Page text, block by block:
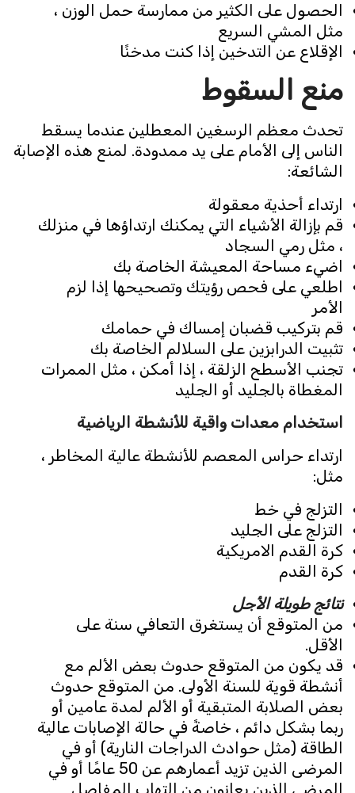
الحصول على الكثير من ممارسة حمل الوزن ،
مثل المشي السريع
الإقلاع عن التدخين إذا كنت مدخنًا
منع السقوط
تحدث معظم الرسغين المعطلين عندما يسقط
الناس إلى الأمام على يد ممدودة. لمنع هذه الإصابة
الشائعة:
ارتداء أحذية معقولة
قم بإزالة الأشياء التي يمكنك ارتداؤها في منزلك
، مثل رمي السجاد
اضيء مساحة المعيشة الخاصة بك
اطلعي على فحص رؤيتك وتصحيحها إذا لزم
الأمر
قم بتركيب قضبان إمساك في حمامك
تثبيت الدرابزين على السلالم الخاصة بك
تجنب الأسطح الزلقة ، إذا أمكن ، مثل الممرات
المغطاة بالجليد أو الجليد
استخدام معدات واقية للأنشطة الرياضية
ارتداء حراس المعصم للأنشطة عالية المخاطر ،
مثل:
التزلج في خط
التزلج على الجليد
كرة القدم الامريكية
كرة القدم
نتائج طويلة الأجل
من المتوقع أن يستغرق التعافي سنة على
الأقل.
قد يكون من المتوقع حدوث بعض الألم مع
أنشطة قوية للسنة الأولى. من المتوقع حدوث
بعض الصلابة المتبقية أو الألم لمدة عامين أو
ربما بشكل دائم ، خاصةً في حالة الإصابات عالية
الطاقة (مثل حوادث الدراجات النارية) أو في
المرضى الذين تزيد أعمارهم عن 50 عامًا أو في
المرضى الذين يعانون من التهاب المفاصل